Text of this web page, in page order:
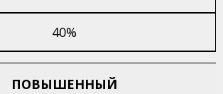
40%
ПОВЫШЕННЫЙ